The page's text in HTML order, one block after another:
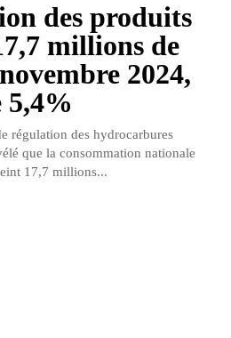
des produits
millions de
2024,
5,4%
régulation des hydrocarbures
que la consommation nationale
17,7 millions...